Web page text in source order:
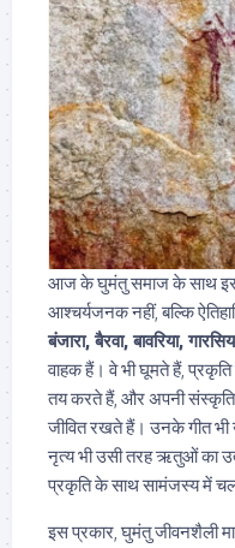
आज के घुमंतु समाज के साथ इस
आश्चर्यजनक नहीं, बल्कि
बंजारा, बैरवा, बावरिया,
वाहक हैं। वे भी घूमते हैं, प्रकृति
तय करते हैं, और अपनी
जीवित रखते हैं। उनके गीत
नृत्य भी उसी तरह ऋतुओं का
प्रकृति के साथ सामंजस्य में
इस प्रकार, घुमंतु जीवनशैली